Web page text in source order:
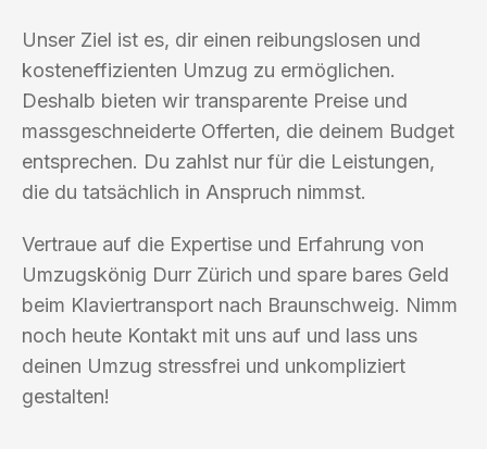
Unser Ziel ist es, dir einen reibungslosen und
kosteneffizienten Umzug zu ermöglichen.
Deshalb bieten wir transparente Preise und
massgeschneiderte Offerten, die deinem Budget
entsprechen. Du zahlst nur für die Leistungen,
die du tatsächlich in Anspruch nimmst.
Vertraue auf die Expertise und Erfahrung von
Umzugskönig Durr Zürich und spare bares Geld
beim Klaviertransport nach Braunschweig. Nimm
noch heute Kontakt mit uns auf und lass uns
deinen Umzug stressfrei und unkompliziert
gestalten!